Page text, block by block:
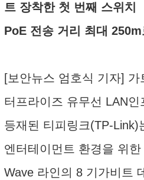
트 장착한 첫 번째 스위치
PoE 전송 거리 최대
[보안뉴스 엄호식 기자] 가
터프라이즈 유무선 LAN
등재된 티피링크(TP-
엔터테이먼트 환경을 위
Wave 라인의 8 기가비트